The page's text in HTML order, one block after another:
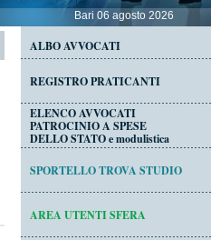
Bari 06 agosto 2026
ALBO AVVOCATI
REGISTRO PRATICANTI
ELENCO AVVOCATI
PATROCINIO A SPESE
DELLO STATO e modulistica
SPORTELLO TROVA STUDIO
AREA UTENTI SFERA